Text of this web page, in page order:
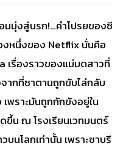
มมุ่งสู่นรก!…คำโปรยของซี
งหนึ่งของ Netflix นั่นคือ
รื่องราวของแม่มดสาวที่
ากที่ซาตานถูกขับไล่กลับ
พราะมันถูกกักขังอยู่ใน
ขึ้น ณ โรงเรียนเวทมนตร์
บนโลกเท่านั้น เพราะซาบรี